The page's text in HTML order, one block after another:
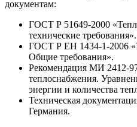
документам:
ГОСТ Р 51649-2000
технические требования».
ГОСТ Р ЕН 1434-1-2006
Общие требования».
Рекомендация МИ 2412-
теплоснабжения.
энергии и количества
Техническая
Германия.